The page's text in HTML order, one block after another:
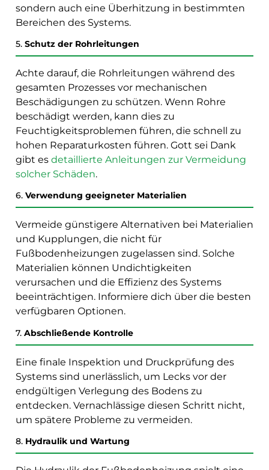
sondern auch eine Überhitzung in bestimmten
Bereichen des Systems.
5. Schutz der Rohrleitungen
Achte darauf, die Rohrleitungen während des
gesamten Prozesses vor mechanischen
Beschädigungen zu schützen. Wenn Rohre
beschädigt werden, kann dies zu
Feuchtigkeitsproblemen führen, die schnell zu
hohen Reparaturkosten führen. Gott sei Dank
gibt es detaillierte Anleitungen zur Vermeidung
solcher Schäden.
6. Verwendung geeigneter Materialien
Vermeide günstigere Alternativen bei Materialien
und Kupplungen, die nicht für
Fußbodenheizungen zugelassen sind. Solche
Materialien können Undichtigkeiten
verursachen und die Effizienz des Systems
beeinträchtigen. Informiere dich über die besten
verfügbaren Optionen.
7. Abschließende Kontrolle
Eine finale Inspektion und Druckprüfung des
Systems sind unerlässlich, um Lecks vor der
endgültigen Verlegung des Bodens zu
entdecken. Vernachlässige diesen Schritt nicht,
um spätere Probleme zu vermeiden.
8. Hydraulik und Wartung